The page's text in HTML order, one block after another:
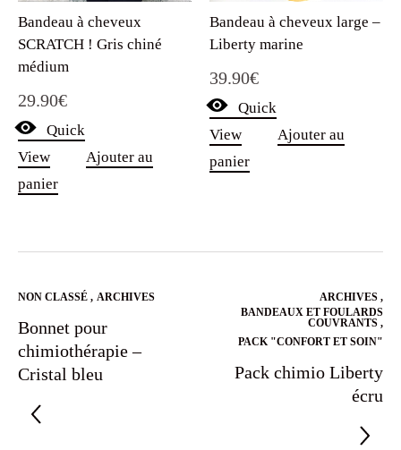
Bandeau à cheveux
SCRATCH ! Gris chiné
médium
29.90€
Quick
View
Ajouter au
panier
Bandeau à cheveux large –
Liberty marine
39.90€
Quick
View
Ajouter au
panier
NON CLASSÉ , ARCHIVES
Bonnet pour
chimiothérapie –
Cristal bleu
ARCHIVES ,
BANDEAUX ET FOULARDS
COUVRANTS ,
PACK "CONFORT ET SOIN"
Pack chimio Liberty
écru